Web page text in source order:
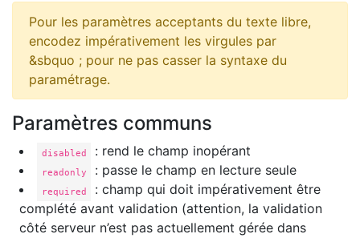
Pour les paramètres acceptants du texte libre,
encodez impérativement les virgules par
&sbquo ; pour ne pas casser la syntaxe du
paramétrage.
Paramètres communs
disabled : rend le champ inopérant
readonly : passe le champ en lecture seule
required
: champ qui doit impérativement être
complété avant validation (attention, la validation
côté serveur n’est pas actuellement gérée dans